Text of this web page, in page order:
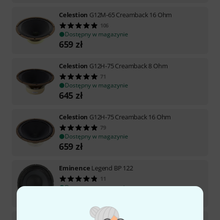
Celestion G12M-65 Creamback 16 Ohm
106
Dostępny w magazynie
659 zł
Celestion G12H-75 Creamback 8 Ohm
71
Dostępny w magazynie
645 zł
Celestion G12H-75 Creamback 16 Ohm
79
Dostępny w magazynie
659 zł
Eminence Legend BP 122
11
Dostępny w magazynie